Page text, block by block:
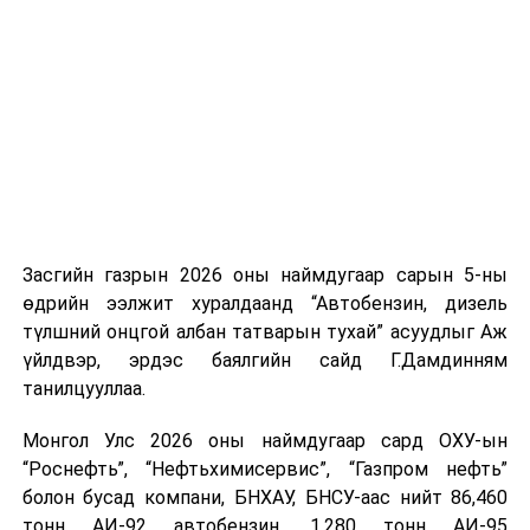
Засгийн газрын 2026 оны наймдугаар сарын 5-ны
өдрийн ээлжит хуралдаанд “Автобензин, дизель
түлшний онцгой албан татварын тухай” асуудлыг Аж
үйлдвэр, эрдэс баялгийн сайд Г.Дамдинням
танилцууллаа.
Монгол Улс 2026 оны наймдугаар сард ОХУ-ын
“Роснефть”, “Нефтьхимисервис”, “Газпром нефть”
болон бусад компани, БНХАУ, БНСУ-аас нийт 86,460
тонн АИ-92 автобензин, 1,280 тонн АИ-95